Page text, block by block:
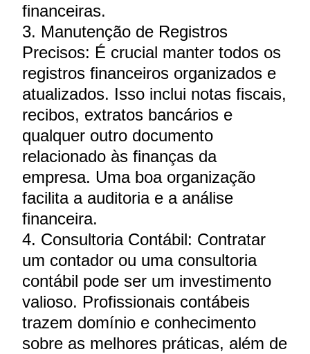
financeiras.
3. Manutenção de Registros
Precisos: É crucial manter todos os
registros financeiros organizados e
atualizados. Isso inclui notas fiscais,
recibos, extratos bancários e
qualquer outro documento
relacionado às finanças da
empresa. Uma boa organização
facilita a auditoria e a análise
financeira.
4. Consultoria Contábil: Contratar
um contador ou uma consultoria
contábil pode ser um investimento
valioso. Profissionais contábeis
trazem domínio e conhecimento
sobre as melhores práticas, além de